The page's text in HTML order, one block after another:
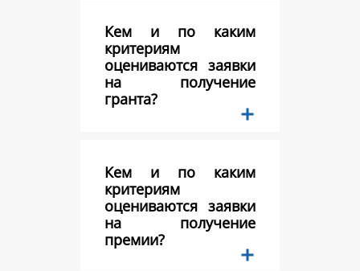
Кем и по каким
критериям
оцениваются заявки
на получение
гранта?
Кем и по каким
критериям
оцениваются заявки
на получение
премии?